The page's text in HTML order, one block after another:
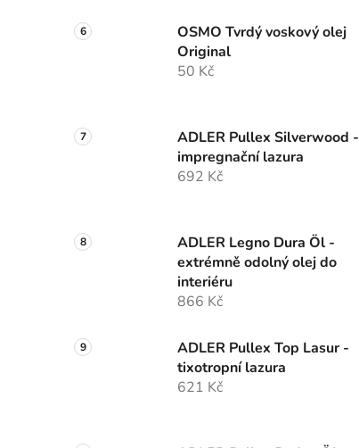
OSMO Tvrdý voskový olej
Original
50 Kč
ADLER Pullex Silverwood -
impregnační lazura
692 Kč
ADLER Legno Dura Öl -
extrémně odolný olej do
interiéru
866 Kč
ADLER Pullex Top Lasur -
tixotropní lazura
621 Kč